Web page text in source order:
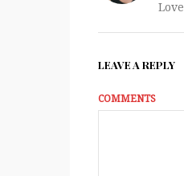
LEAVE A REPLY
COMMENTS